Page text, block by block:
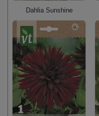
Dahlia Sunshine